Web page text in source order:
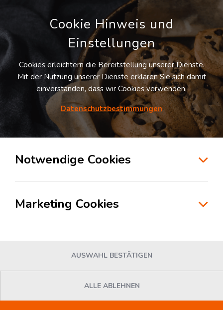
Möchten Sie diesen Suchauftrag
speichern und automatisch über neue
Standorte informiert werden?
der Branche Automotive in Loiching
Cookie Hinweis und
Einstellungen
Cookies erleichtern die Bereitstellung unserer Dienste.
Mit der Nutzung unserer Dienste erklären Sie sich damit
einverstanden, dass wir Cookies verwenden.
Datenschutzbestimmungen
Notwendige Cookies
Marketing Cookies
AUSWAHL BESTÄTIGEN
ALLE ABLEHNEN